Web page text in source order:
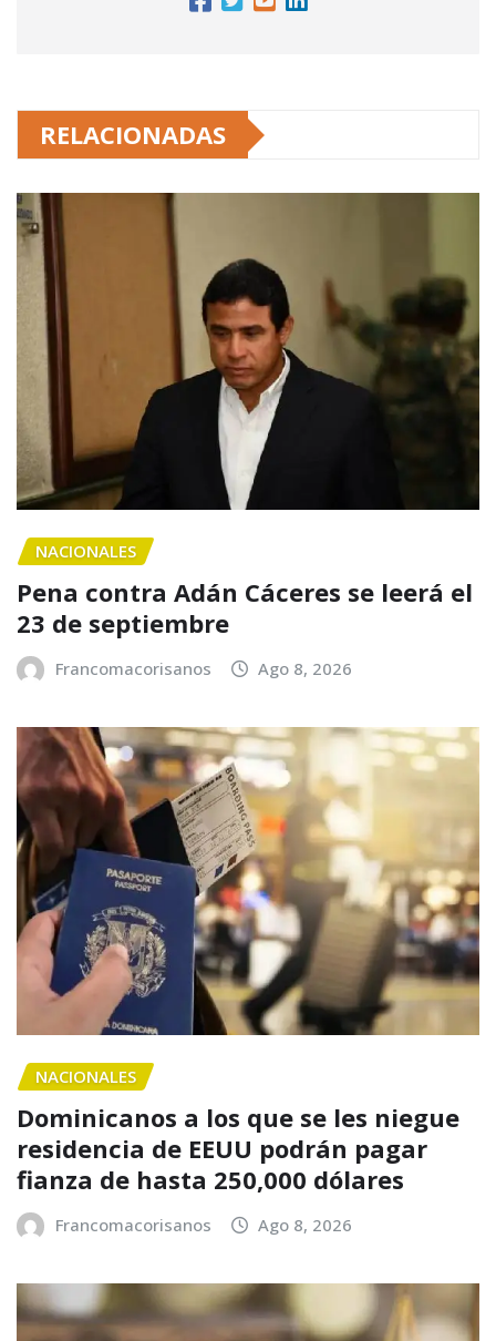
RELACIONADAS
NACIONALES
Pena contra Adán Cáceres se leerá el
23 de septiembre
Francomacorisanos Ago 8, 2026
NACIONALES
Dominicanos a los que se les niegue
residencia de EEUU podrán pagar
fianza de hasta 250,000 dólares
Francomacorisanos Ago 8, 2026